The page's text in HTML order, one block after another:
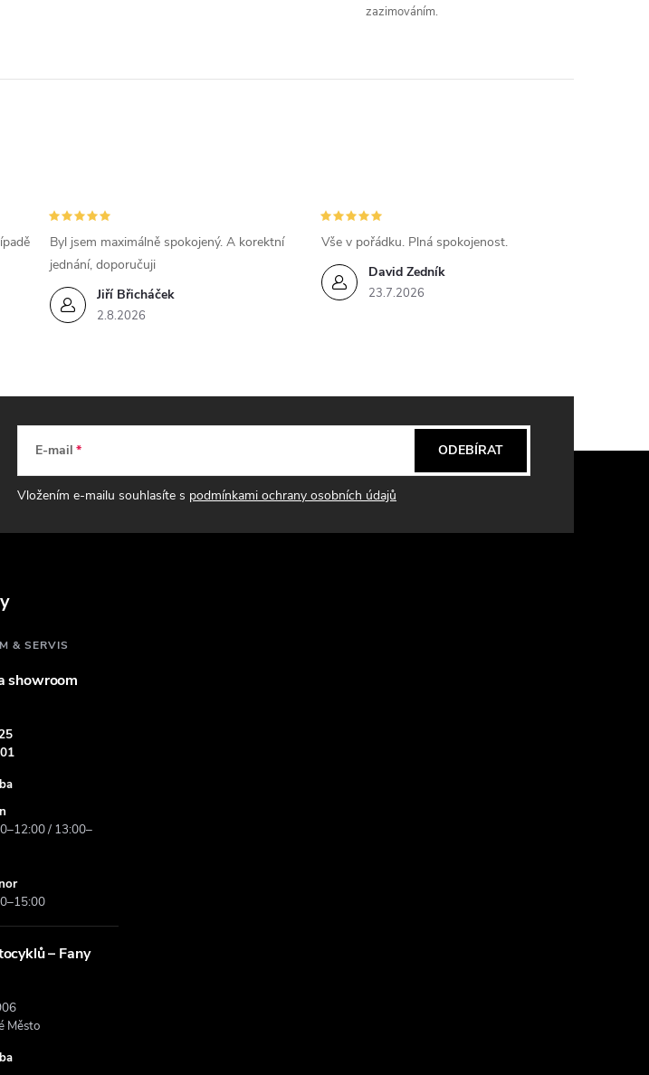
zazimováním.
Jiří Břicháček
2.8.2026
Byl jsem maximálně spokojený. A korektní
jednání, doporučuji
David Zedník
23.7.2026
Vše v pořádku. Plná spokojenost.
E-mail
Vložením e-mailu souhlasíte s podmínkami ochrany osobních údajů
ODEBÍRAT
& SERVIS
showroom
/ 13:00–
– Fany
Město